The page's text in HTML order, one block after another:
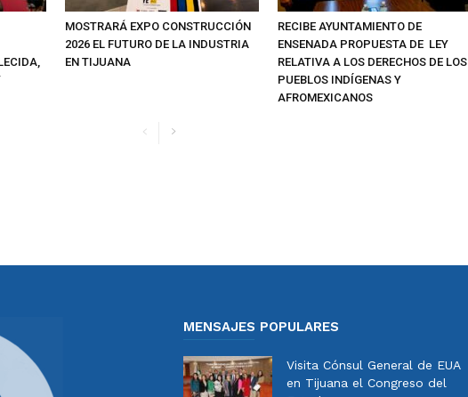
MOSTRARÁ EXPO CONSTRUCCIÓN
2026 EL FUTURO DE LA INDUSTRIA
EN TIJUANA
RECIBE AYUNTAMIENTO DE
ENSENADA PROPUESTA DE LEY
RELATIVA A LOS DERECHOS DE LOS
PUEBLOS INDÍGENAS Y
AFROMEXICANOS
MENSAJES POPULARES
Visita Cónsul General de EUA
en Tijuana el Congreso del